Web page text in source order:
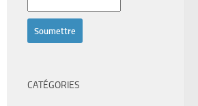
CATÉGORIES